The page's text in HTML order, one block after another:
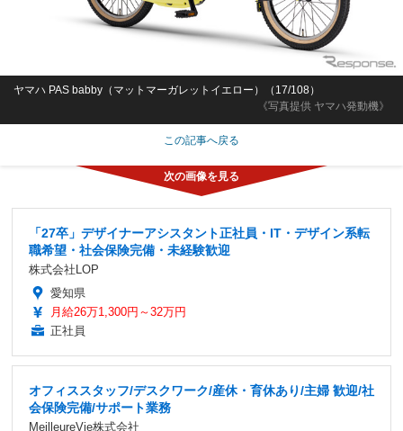
《写真提供 ヤマハ発動機》
ヤマハ PAS babby（マットマーガレットイエロー）（17/108）
この記事へ戻る
「27卒」デザイナーアシスタント正社員・IT・デザイン系転
職希望・社会保険完備・未経験歓迎
株式会社LOP
愛知県
月給26万1,300円～32万円
正社員
オフィススタッフ/デスクワーク/産休・育休あり/主婦 歓迎/社
会保険完備/サポート業務
MeilleureVie株式会社